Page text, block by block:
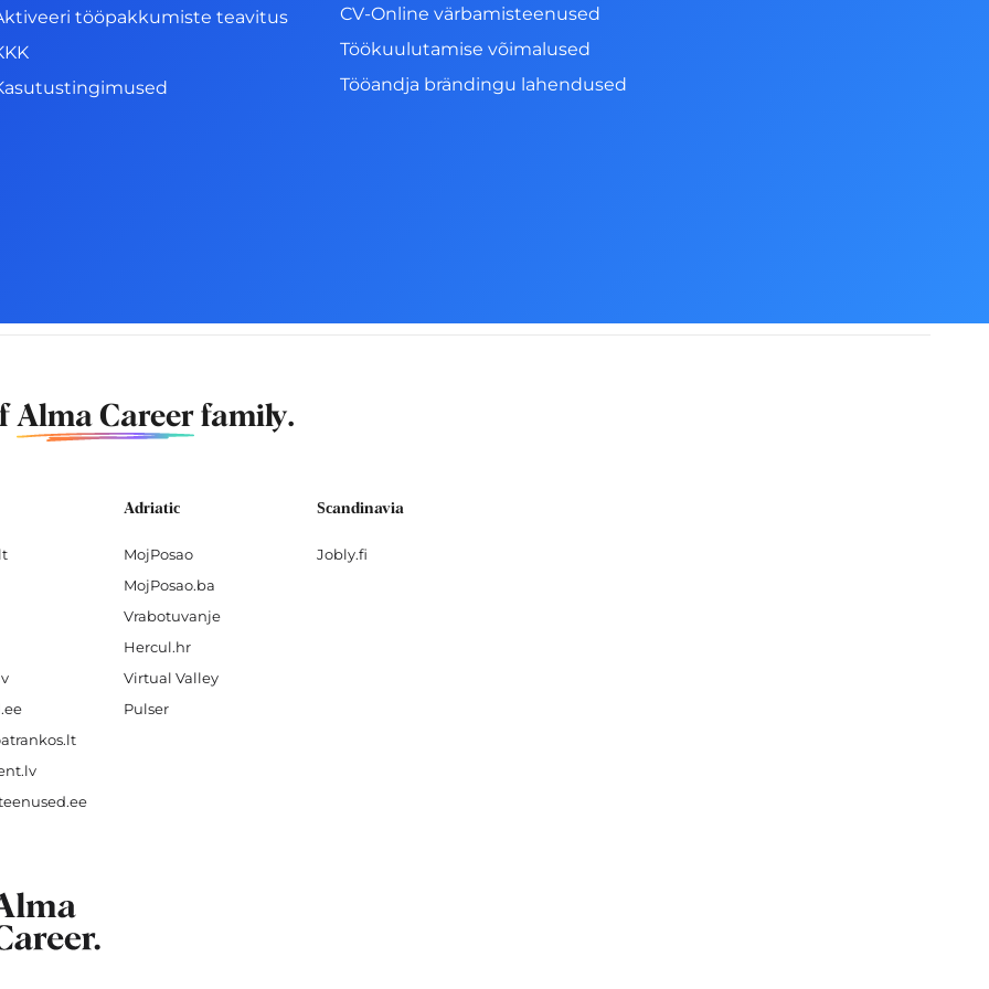
tööpakkumiste teavitus
CV-Online värbamisteenused
Töökuulutamise võimalused
Tööandja brändingu lahendused
Alma Careerfamily.
Adriatic
MojPosao
MojPosao.ba
Vrabotuvanje
Hercul.hr
Virtual Valley
Pulser
Scandinavia
Jobly.fi